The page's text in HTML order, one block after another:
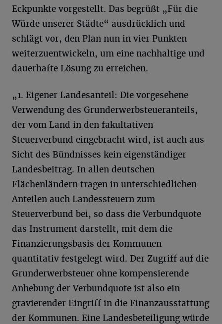
Eckpunkte vorgestellt. Das begrüßt „Für die
Würde unserer Städte“ ausdrücklich und
schlägt vor, den Plan nun in vier Punkten
weiterzuentwickeln, um eine nachhaltige und
dauerhafte Lösung zu erreichen.
„1. Eigener Landesanteil: Die vorgesehene
Verwendung des Grunderwerbsteueranteils,
der vom Land in den fakultativen
Steuerverbund eingebracht wird, ist auch aus
Sicht des Bündnisses kein eigenständiger
Landesbeitrag. In allen deutschen
Flächenländern tragen in unterschiedlichen
Anteilen auch Landessteuern zum
Steuerverbund bei, so dass die Verbundquote
das Instrument darstellt, mit dem die
Finanzierungsbasis der Kommunen
quantitativ festgelegt wird. Der Zugriff auf die
Grunderwerbsteuer ohne kompensierende
Anhebung der Verbundquote ist also ein
gravierender Eingriff in die Finanzausstattung
der Kommunen. Eine Landesbeteiligung würde